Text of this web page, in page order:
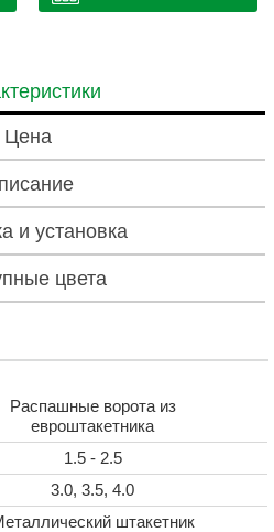
Цена
и установка
цвета
Распашные ворота из
евроштакетника
1.5 - 2.5
3.0, 3.5, 4.0
штакетник